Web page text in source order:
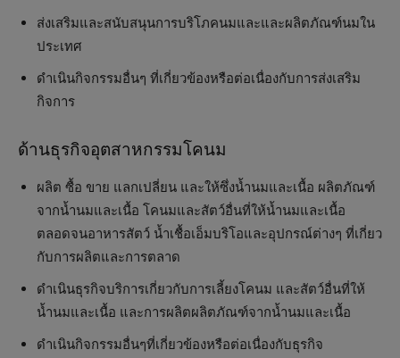
ส่งเสริมและสนับสนุนการบริโภคนมและและผลิตภัณฑ์นมใน
ประเทศ
ดำเนินกิจกรรมอื่นๆ ที่เกี่ยวข้องหรือต่อเนื่องกับการส่งเสริม
กิจการ
ด้านธุรกิจอุตสาหกรรมโคนม
ผลิต ซื้อ ขาย แลกเปลี่ยน และให้ซึ่งน้ำนมและเนื้อ ผลิตภัณฑ์
จากน้ำนมและเนื้อ โคนมและสัตว์อื่นที่ให้น้ำนมและเนื้อ
ตลอดจนอาหารสัตว์ น้ำเชื้อเอ็มบริโอและอุปกรณ์ต่างๆ ที่เกี่ยว
กับการผลิตและการตลาด
ดำเนินธุรกิจบริการเกี่ยวกับการเลี้ยงโคนม และสัตว์อื่นที่ให้
น้ำนมและเนื้อ และการผลิตผลิตภัณฑ์จากน้ำนมและเนื้อ
ดำเนินกิจกรรมอื่นๆที่เกี่ยวข้องหรือต่อเนื่องกับธุรกิจ